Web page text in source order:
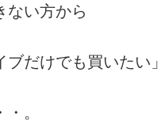
ない方から
ブだけでも買いたい」
。